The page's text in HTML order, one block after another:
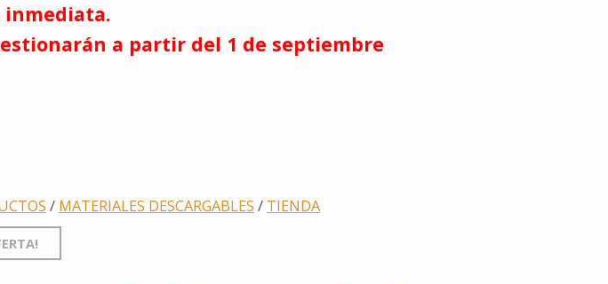
inmediata.
a partir del 1 de septiembre
/ MATERIALES DESCARGABLES / TIENDA